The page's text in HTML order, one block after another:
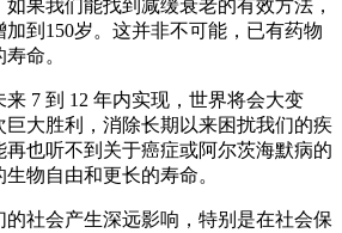
我们能找到减缓衰老的有效方法，
到150岁。这并非不可能，已有药物
命。
7 到 12 年内实现，世界将会大变
大胜利，消除长期以来困扰我们的疾
也听不到关于癌症或阿尔茨海默病的
物自由和更长的寿命。
社会产生深远影响，特别是在社会保